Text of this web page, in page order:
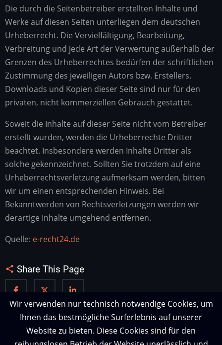
Die durch die Seitenbetreiber erstellten Inhalte und
Werke auf diesen Seiten unterliegen dem deutschen
Urheberrecht. Die Vervielfältigung, Bearbeitung,
Verbreitung und jede Art der Verwertung außerhalb der
Grenzen des Urheberrechtes bedürfen der schriftlichen
Zustimmung des jeweiligen Autors bzw. Erstellers.
Downloads und Kopien dieser Seite sind nur für den
privaten, nicht kommerziellen Gebrauch gestattet.
Soweit die Inhalte auf dieser Seite nicht vom Betreiber
erstellt wurden, werden die Urheberrechte Dritter
beachtet. Insbesondere werden Inhalte Dritter als
solche gekennzeichnet. Sollten Sie trotzdem auf eine
Urheberrechtsverletzung aufmerksam werden, bitten
wir um einen entsprechenden Hinweis. Bei
Bekanntwerden von Rechtsverletzungen werden wir
derartige Inhalte umgehend entfernen.
Quelle: e-recht24.de
Share This Page
Wir verwenden nur technisch notwendige Cookies, um
Ihnen das bestmögliche Surferlebnis auf unserer
Website zu bieten. Diese Cookies sind für den